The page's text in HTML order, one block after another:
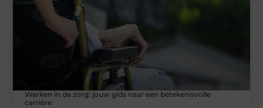
Werken in de zorg: jouw gids naar een betekenisvolle
carrière